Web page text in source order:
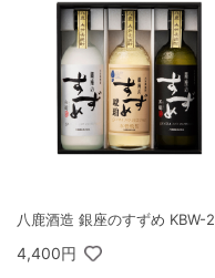
八鹿酒造 銀座のすずめ KBW-2
4,400円